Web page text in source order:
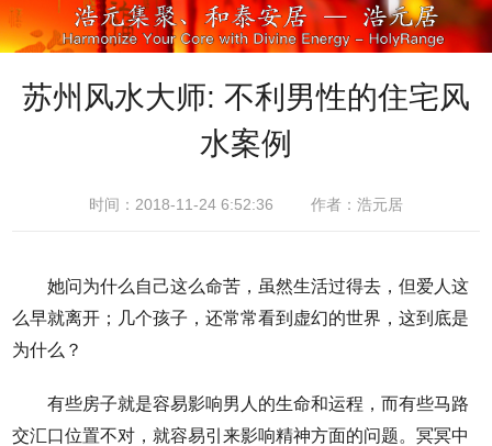
苏州风水大师: 不利男性的住宅风
水案例
时间：2018-11-24 6:52:36 作者：浩元居
她问为什么自己这么命苦，虽然生活过得去，但爱人这
么早就离开；几个孩子，还常常看到虚幻的世界，这到底是
为什么？
有些房子就是容易影响男人的生命和运程，而有些马路
交汇口位置不对，就容易引来影响精神方面的问题。冥冥中